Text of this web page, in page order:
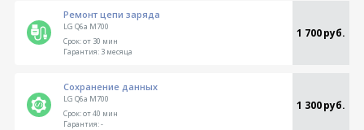
Ремонт цепи заряда
LG Q6a M700 1 700 руб.
Срок:от 30 мин
Гарантия:3 месяца
Сохранение данных
LG Q6a M700 1 300 руб.
Срок:от 40 мин
Гарантия:-